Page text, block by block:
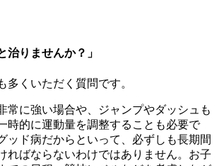
治りませんか？」
多くいただく質問です。
常に強い場合や、ジャンプやダッシュも
時的に運動量を調整することも必要で
ッド病だからといって、必ずしも長期間
ればならないわけではありません。お子